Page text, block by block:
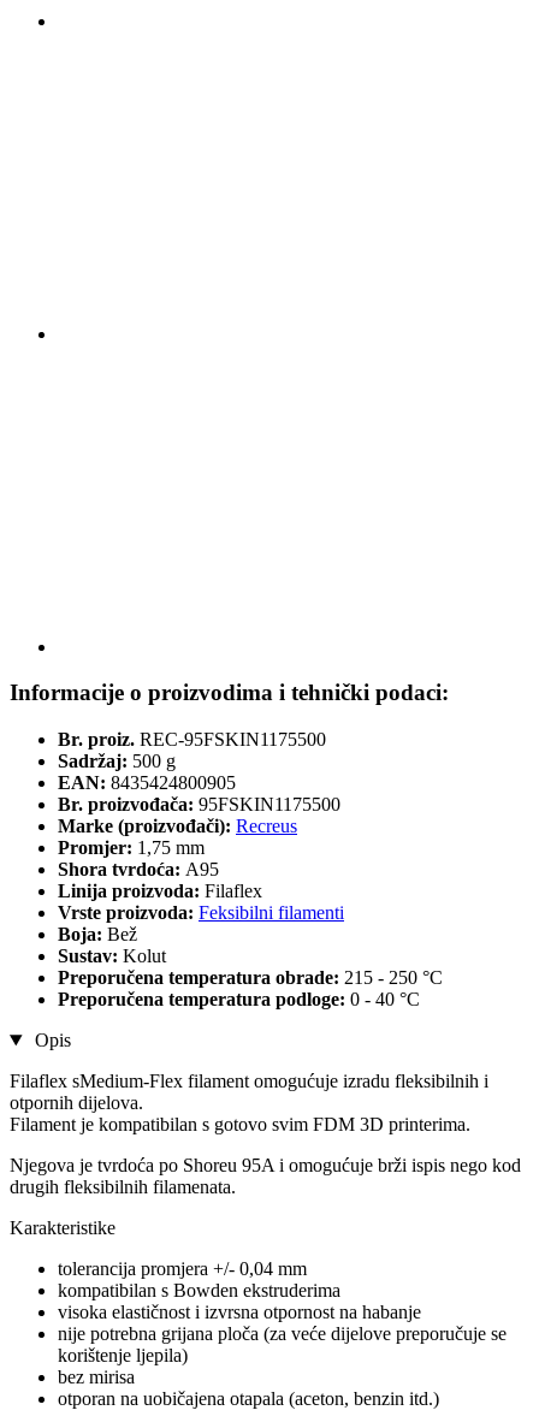
Informacije o proizvodima i tehnički podaci:
Br. proiz. REC-95FSKIN1175500
Sadržaj: 500 g
EAN: 8435424800905
Br. proizvođača: 95FSKIN1175500
Marke (proizvođači): Recreus
Promjer: 1,75 mm
Shora tvrdoća: A95
Linija proizvoda: Filaflex
Vrste proizvoda: Feksibilni filamenti
Boja: Bež
Sustav: Kolut
Preporučena temperatura obrade: 215 - 250 °C
Preporučena temperatura podloge: 0 - 40 °C
Opis
Filaflex sMedium-Flex filament omogućuje izradu fleksibilnih i
otpornih dijelova.
Filament je kompatibilan s gotovo svim FDM 3D printerima.
Njegova je tvrdoća po Shoreu 95A i omogućuje brži ispis nego kod
drugih fleksibilnih filamenata.
Karakteristike
tolerancija promjera +/- 0,04 mm
kompatibilan s Bowden ekstruderima
visoka elastičnost i izvrsna otpornost na habanje
nije potrebna grijana ploča (za veće dijelove preporučuje se
korištenje ljepila)
bez mirisa
otporan na uobičajena otapala (aceton, benzin itd.)